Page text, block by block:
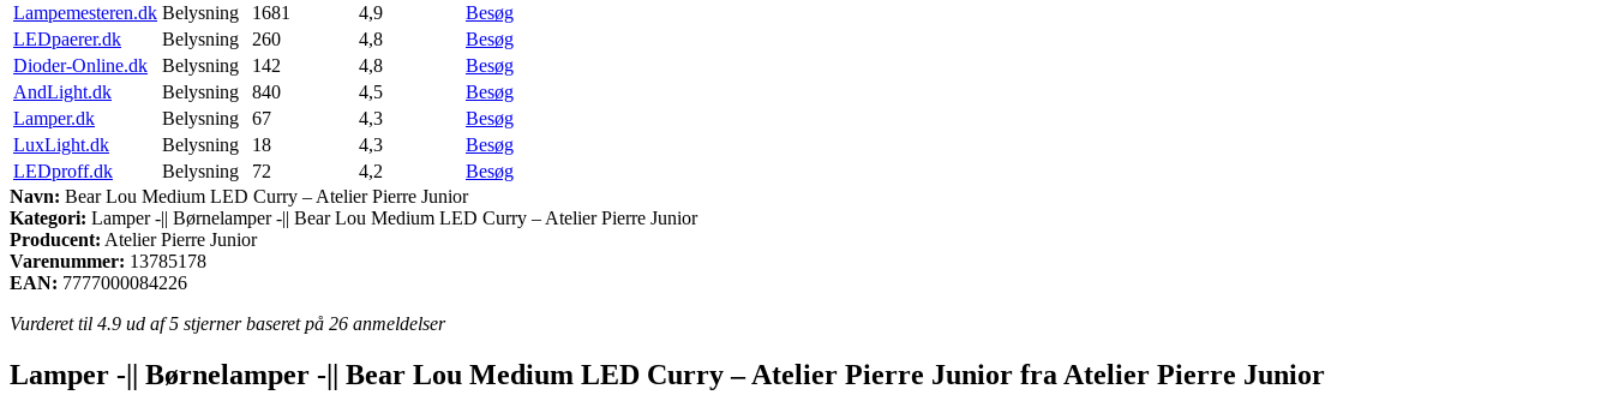
Lampemesteren.dk Belysning 1681 4,9
Besøg
LEDpaerer.dk
Belysning 260 4,8
Besøg
Dioder-Online.dk
Belysning 142 4,8
Besøg
AndLight.dk
Belysning 840 4,5
Besøg
Lamper.dk
Belysning 67 4,3
Besøg
LuxLight.dk
Belysning 18 4,3
Besøg
LEDproff.dk
Belysning 72 4,2
Besøg
Navn: Bear Lou Medium LED Curry – Atelier Pierre Junior
Kategori: Lamper -|| Børnelamper -|| Bear Lou Medium LED Curry – Atelier Pierre Junior
Producent: Atelier Pierre Junior
Varenummer: 13785178
EAN: 7777000084226
Vurderet til 4.9 ud af 5 stjerner baseret på 26 anmeldelser
Lamper -|| Børnelamper -|| Bear Lou Medium LED Curry – Atelier Pierre Junior fra Atelier Pierre Junior